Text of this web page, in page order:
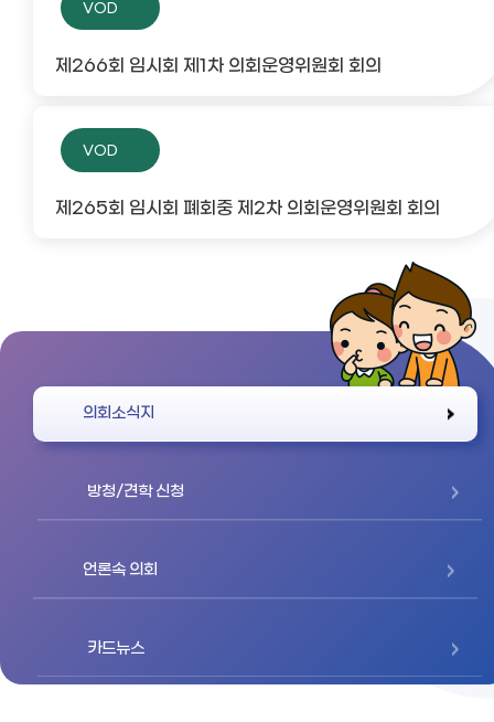
VOD
제266회 임시회 제1차 의회운영위원회 회의
VOD
제265회 임시회 폐회중 제2차 의회운영위원회 회의
의회소식지
방청/견학 신청
언론속 의회
카드뉴스